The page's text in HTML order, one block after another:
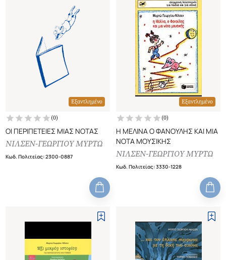
Εξαντλημένο
(0)
ΟΙ ΠΕΡΙΠΕΤΕΙΕΣ ΜΙΑΣ ΝΟΤΑΣ
ΝΙΛΣΕΝ-ΓΕΩΡΓΙΟΥ ΜΥΡΤΩ
Κωδ. Πολιτείας:2300-0887
Εξαντλημένο
(0)
Η ΜΕΛΙΝΑ Ο ΦΑΝΟΥΛΗΣ ΚΑΙ ΜΙΑ
ΝΟΤΑ ΜΟΥΣΙΚΗΣ
ΝΙΛΣΕΝ-ΓΕΩΡΓΙΟΥ ΜΥΡΤΩ
Κωδ. Πολιτείας:3330-1228